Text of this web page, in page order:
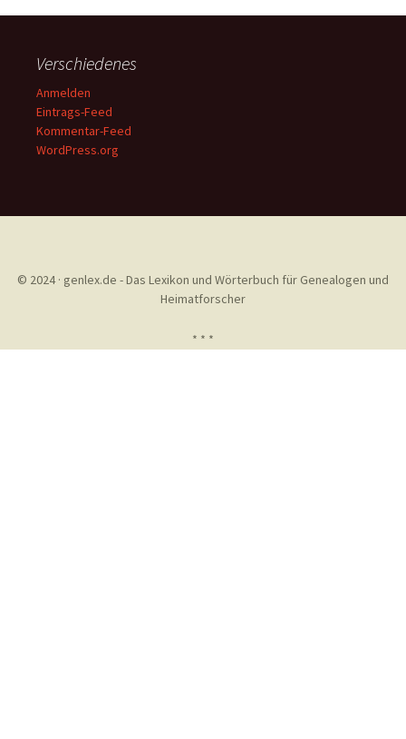
Verschiedenes
Anmelden
Eintrags-Feed
Kommentar-Feed
WordPress.org
© 2024 · genlex.de - Das Lexikon und Wörterbuch für Genealogen und
Heimatforscher
* * *